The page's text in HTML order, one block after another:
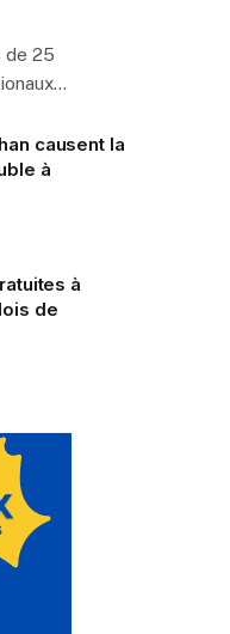
de 25
causent la
à
à
de